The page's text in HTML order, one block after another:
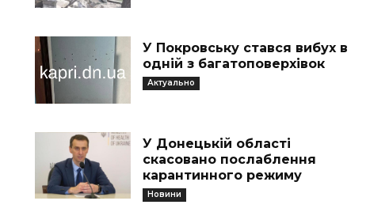
У Покровську стався вибух в
одній з багатоповерхівок
Актуально
У Донецькій області
скасовано послаблення
карантинного режиму
Новини